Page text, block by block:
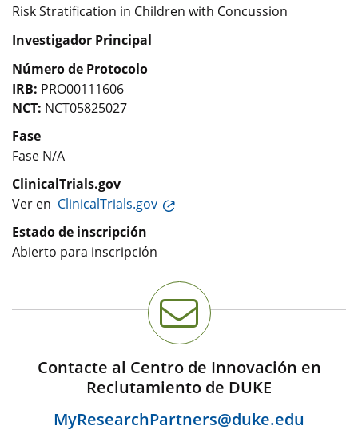
Risk Stratification in Children with Concussion
Investigador Principal
Número de Protocolo
IRB: PRO00111606
NCT: NCT05825027
Fase
Fase N/A
ClinicalTrials.gov
Ver en ClinicalTrials.gov
Estado de inscripción
Abierto para inscripción
Contacte al Centro de Innovación en
Reclutamiento de DUKE
MyResearchPartners@duke.edu